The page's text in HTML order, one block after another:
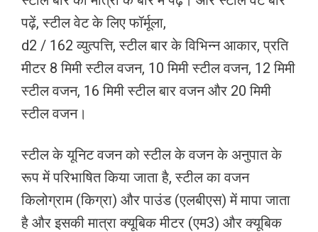
पढ़ें, स्टील वेट के लिए फॉर्मूला,
d2 / 162 व्युत्पत्ति, स्टील बार के विभिन्न आकार, प्रति
मीटर 8 मिमी स्टील वजन, 10 मिमी स्टील वजन, 12 मिमी
स्टील वजन, 16 मिमी स्टील बार वजन और 20 मिमी
स्टील वजन।
स्टील के यूनिट वजन को स्टील के वजन के अनुपात के
रूप में परिभाषित किया जाता है, स्टील का वजन
किलोग्राम (किग्रा) और पाउंड (एलबीएस) में मापा जाता
है और इसकी मात्रा क्यूबिक मीटर (एम3) और क्यूबिक